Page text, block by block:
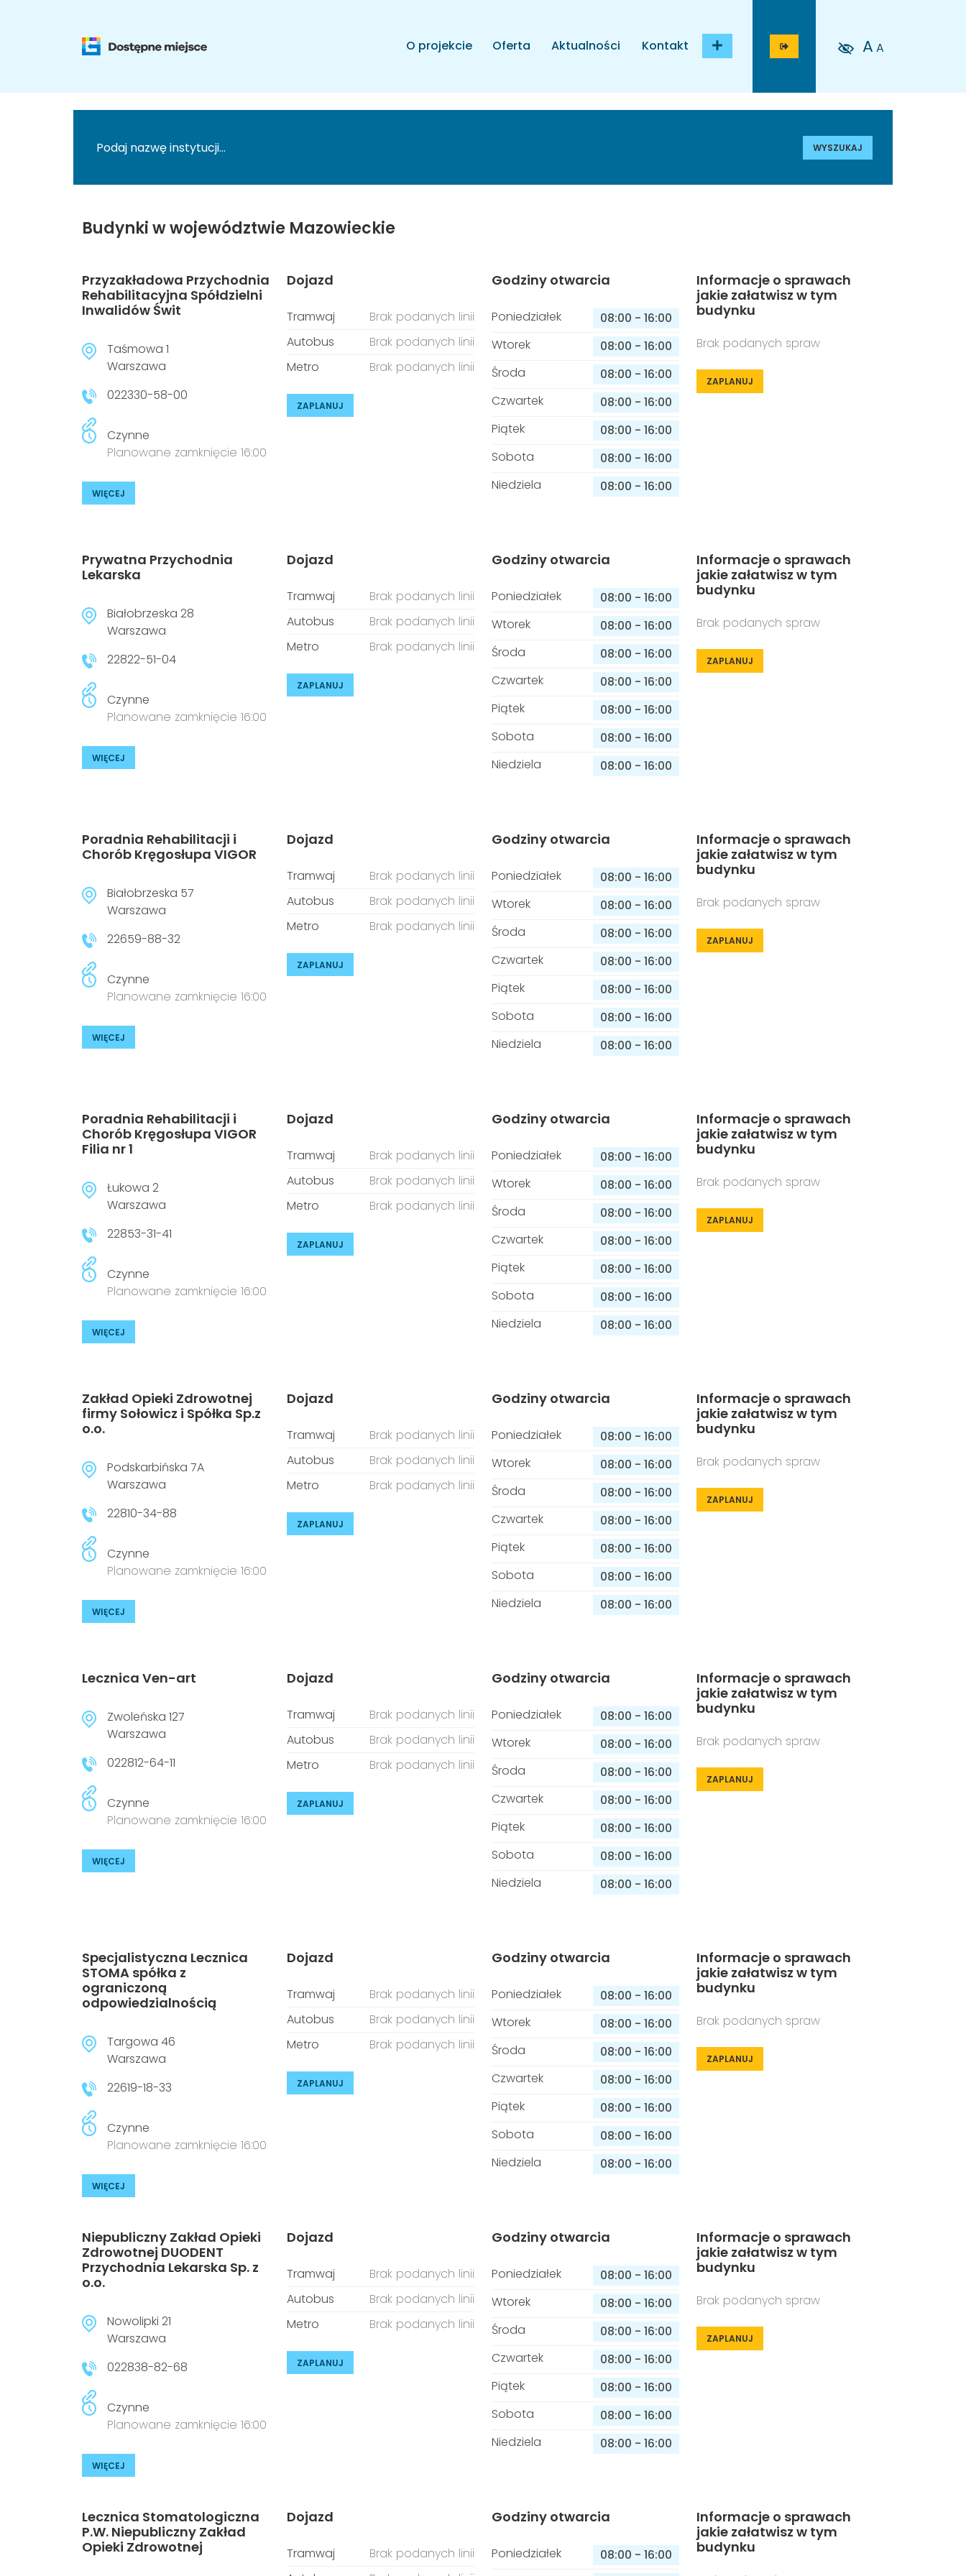
O projekcie Oferta Aktualności Kontakt A A
WYSZUKAJ
Budynki w województwie Mazowieckie
Przyzakładowa Przychodnia
Rehabilitacyjna Spółdzielni
Inwalidów Świt
Taśmowa 1
Warszawa
022330-58-00
Czynne
Planowane zamknięcie 16:00
WIĘCEJ
Dojazd
Tramwaj
Brak podanych linii
Autobus
Brak podanych linii
Metro
Brak podanych linii
ZAPLANUJ
Godziny otwarcia
Poniedziałek 08:00 - 16:00
Wtorek
08:00 - 16:00
Środa
08:00 - 16:00
Czwartek
08:00 - 16:00
Piątek
08:00 - 16:00
Sobota
08:00 - 16:00
Niedziela
08:00 - 16:00
Informacje o sprawach
jakie załatwisz w tym
budynku
Brak podanych spraw
ZAPLANUJ
Prywatna Przychodnia
Lekarska
Białobrzeska 28
Warszawa
22822-51-04
Czynne
Planowane zamknięcie 16:00
WIĘCEJ
Dojazd
Tramwaj
Brak podanych linii
Autobus
Brak podanych linii
Metro
Brak podanych linii
ZAPLANUJ
Godziny otwarcia
Poniedziałek 08:00 - 16:00
Wtorek
08:00 - 16:00
Środa
08:00 - 16:00
Czwartek
08:00 - 16:00
Piątek
08:00 - 16:00
Sobota
08:00 - 16:00
Niedziela
08:00 - 16:00
Informacje o sprawach
jakie załatwisz w tym
budynku
Brak podanych spraw
ZAPLANUJ
Poradnia Rehabilitacji i
Chorób Kręgosłupa VIGOR
Białobrzeska 57
Warszawa
22659-88-32
Czynne
Planowane zamknięcie 16:00
WIĘCEJ
Dojazd
Tramwaj
Brak podanych linii
Autobus
Brak podanych linii
Metro
Brak podanych linii
ZAPLANUJ
Godziny otwarcia
Poniedziałek 08:00 - 16:00
Wtorek
08:00 - 16:00
Środa
08:00 - 16:00
Czwartek
08:00 - 16:00
Piątek
08:00 - 16:00
Sobota
08:00 - 16:00
Niedziela
08:00 - 16:00
Informacje o sprawach
jakie załatwisz w tym
budynku
Brak podanych spraw
ZAPLANUJ
Poradnia Rehabilitacji i
Chorób Kręgosłupa VIGOR
Filia nr 1
Łukowa 2
Warszawa
22853-31-41
Czynne
Planowane zamknięcie 16:00
WIĘCEJ
Dojazd
Tramwaj
Brak podanych linii
Autobus
Brak podanych linii
Metro
Brak podanych linii
ZAPLANUJ
Godziny otwarcia
Poniedziałek 08:00 - 16:00
Wtorek
08:00 - 16:00
Środa
08:00 - 16:00
Czwartek
08:00 - 16:00
Piątek
08:00 - 16:00
Sobota
08:00 - 16:00
Niedziela
08:00 - 16:00
Informacje o sprawach
jakie załatwisz w tym
budynku
Brak podanych spraw
ZAPLANUJ
Zakład Opieki Zdrowotnej
firmy Sołowicz i Spółka Sp.z
o.o.
Podskarbińska 7A
Warszawa
22810-34-88
Czynne
Planowane zamknięcie 16:00
WIĘCEJ
Dojazd
Tramwaj
Brak podanych linii
Autobus
Brak podanych linii
Metro
Brak podanych linii
ZAPLANUJ
Godziny otwarcia
Poniedziałek 08:00 - 16:00
Wtorek
08:00 - 16:00
Środa
08:00 - 16:00
Czwartek
08:00 - 16:00
Piątek
08:00 - 16:00
Sobota
08:00 - 16:00
Niedziela
08:00 - 16:00
Informacje o sprawach
jakie załatwisz w tym
budynku
Brak podanych spraw
ZAPLANUJ
Lecznica Ven-art
Zwoleńska 127
Warszawa
022812-64-11
Czynne
Planowane zamknięcie 16:00
WIĘCEJ
Dojazd
Tramwaj
Brak podanych linii
Autobus
Brak podanych linii
Metro
Brak podanych linii
ZAPLANUJ
Godziny otwarcia
Poniedziałek 08:00 - 16:00
Wtorek
08:00 - 16:00
Środa
08:00 - 16:00
Czwartek
08:00 - 16:00
Piątek
08:00 - 16:00
Sobota
08:00 - 16:00
Niedziela
08:00 - 16:00
Informacje o sprawach
jakie załatwisz w tym
budynku
Brak podanych spraw
ZAPLANUJ
Specjalistyczna Lecznica
STOMA spółka z
ograniczoną
odpowiedzialnością
Targowa 46
Warszawa
22619-18-33
Czynne
Planowane zamknięcie 16:00
WIĘCEJ
Dojazd
Tramwaj
Brak podanych linii
Autobus
Brak podanych linii
Metro
Brak podanych linii
ZAPLANUJ
Godziny otwarcia
Poniedziałek 08:00 - 16:00
Wtorek
08:00 - 16:00
Środa
08:00 - 16:00
Czwartek
08:00 - 16:00
Piątek
08:00 - 16:00
Sobota
08:00 - 16:00
Niedziela
08:00 - 16:00
Informacje o sprawach
jakie załatwisz w tym
budynku
Brak podanych spraw
ZAPLANUJ
Niepubliczny Zakład Opieki
Zdrowotnej DUODENT
Przychodnia Lekarska Sp. z
o.o.
Nowolipki 21
Warszawa
022838-82-68
Czynne
Planowane zamknięcie 16:00
WIĘCEJ
Dojazd
Tramwaj
Brak podanych linii
Autobus
Brak podanych linii
Metro
Brak podanych linii
ZAPLANUJ
Godziny otwarcia
Poniedziałek 08:00 - 16:00
Wtorek
08:00 - 16:00
Środa
08:00 - 16:00
Czwartek
08:00 - 16:00
Piątek
08:00 - 16:00
Sobota
08:00 - 16:00
Niedziela
08:00 - 16:00
Informacje o sprawach
jakie załatwisz w tym
budynku
Brak podanych spraw
ZAPLANUJ
Lecznica Stomatologiczna
P.W. Niepubliczny Zakład
Opieki Zdrowotnej
Dojazd
Tramwaj
Brak podanych linii
Godziny otwarcia
Poniedziałek 08:00 - 16:00
Informacje o sprawach
jakie załatwisz w tym
budynku